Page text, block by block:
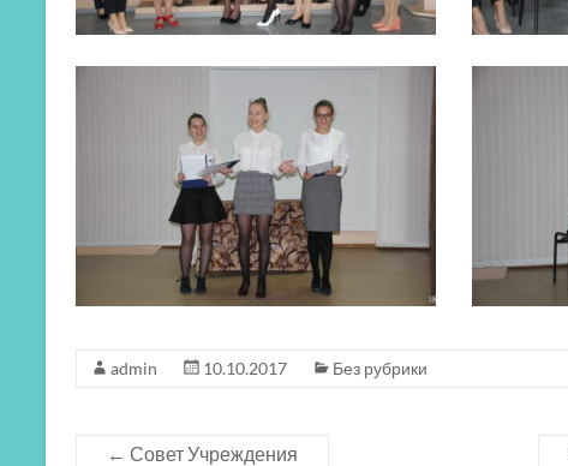
admin 10.10.2017 Без рубрики
← Совет Учреждения